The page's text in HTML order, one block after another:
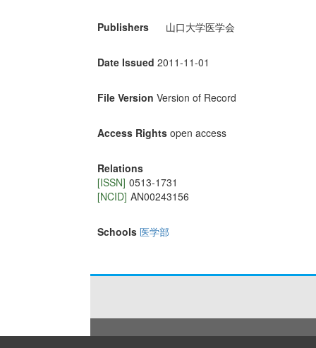
Publishers 山口大学医学会
Date Issued 2011-11-01
File Version Version of Record
Access Rights open access
Relations
[ISSN] 0513-1731
[NCID] AN00243156
Schools 医学部